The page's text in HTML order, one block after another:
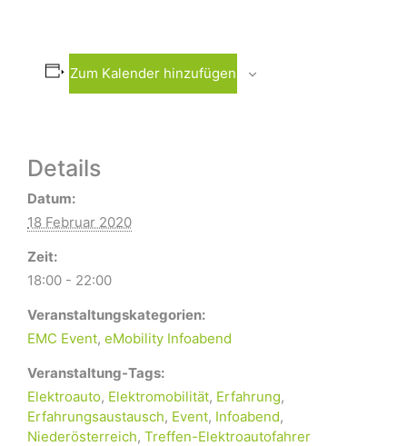
Zum Kalender hinzufügen
Details
Datum:
18 Februar 2020
Zeit:
18:00 - 22:00
Veranstaltungskategorien:
EMC Event, eMobility Infoabend
Veranstaltung-Tags:
Elektroauto, Elektromobilität, Erfahrung,
Erfahrungsaustausch, Event, Infoabend,
Niederösterreich, Treffen-Elektroautofahrer